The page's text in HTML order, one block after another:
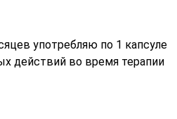
употребляю по 1 капсуле
действий во время терапии